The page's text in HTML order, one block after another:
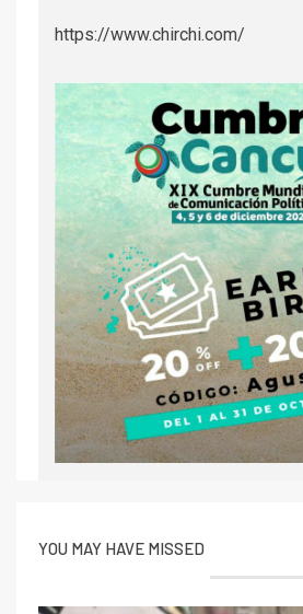
https://www.chirchi.com/
YOU MAY HAVE MISSED